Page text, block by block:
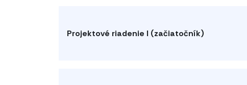
Projektové riadenie I (začiatočník)